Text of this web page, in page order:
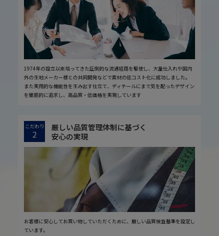
1974年の設立以来培ってきた圧倒的な流通経路を駆使し、大量仕入れや国内
外の生地メーカー様との共同開発などで素材の低コスト化に成功しました。
また実用的な機能性を生み出す仕立て、ディテールにまで気を配ったデザイン
を徹底的に追求し、高品質・低価格を実現しています
こだわり
2
厳しい品質管理体制に基づく
安心の実現
お客様に安心してお買い物していただくために、厳しい品質検査基準を設定し
ています。